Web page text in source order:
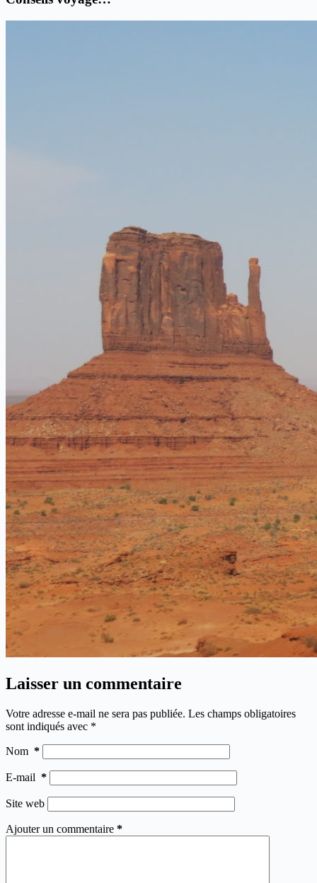
Laisser un commentaire
Votre adresse e-mail ne sera pas publiée. Les champs obligatoires
sont indiqués avec *
Nom *
E-mail *
Site web
Ajouter un commentaire *